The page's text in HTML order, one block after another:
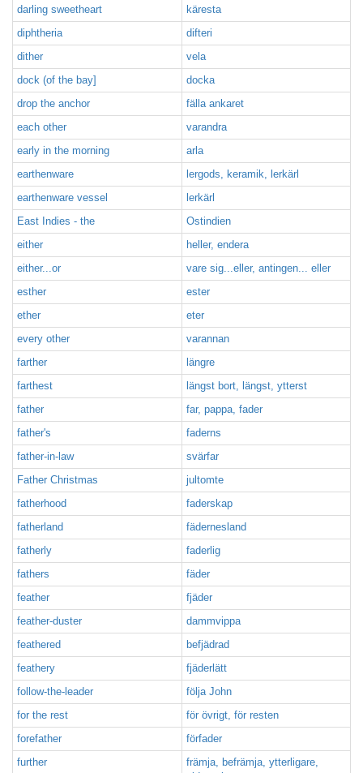
darling sweetheart
käresta
diphtheria
difteri
dither
vela
dock (of the bay]
docka
drop the anchor
fälla ankaret
each other
varandra
early in the morning
arla
earthenware
lergods, keramik, lerkärl
earthenware vessel
lerkärl
East Indies - the
Ostindien
either
heller, endera
either...or
vare sig...eller, antingen... eller
esther
ester
ether
eter
every other
varannan
farther
längre
farthest
längst bort, längst, ytterst
father
far, pappa, fader
father's
faderns
father-in-law
svärfar
Father Christmas
jultomte
fatherhood
faderskap
fatherland
fädernesland
fatherly
faderlig
fathers
fäder
feather
fjäder
feather-duster
dammvippa
feathered
befjädrad
feathery
fjäderlätt
follow-the-leader
följa John
for the rest
för övrigt, för resten
forefather
förfader
further
främja, befrämja, ytterligare,